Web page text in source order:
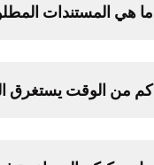
ما هي المستندات
كم من الوقت يستغرق